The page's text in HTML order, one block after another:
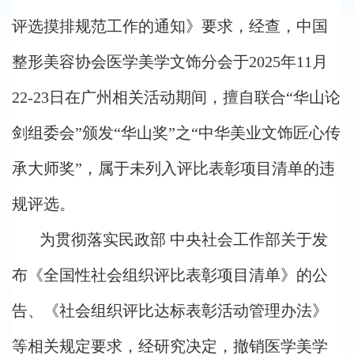
评选摸排规范工作的通知》要求，经查，中国
整形美容协会医学美学文饰分会于2025年11月
22-23日在广州相关活动期间，擅自联合“华山论
剑组委会”颁发“华山奖”之“中华美业文饰匠心传
承大师奖”，属于未列入评比表彰项目清单的违
规评选。
为贯彻落实民政部 中央社会工作部关于发
布《全国性社会组织评比表彰项目清单》的公
告、《社会组织评比达标表彰活动管理办法》
等相关规定要求，经研究决定，撤销医学美学